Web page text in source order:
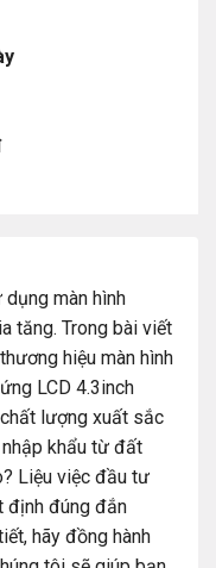
dụng màn hình
tăng. Trong bài viết
hiệu màn hình
LCD 4.3inch
lượng xuất sắc
khẩu từ đất
Liệu việc đầu tư
định đúng đắn
hãy đồng hành